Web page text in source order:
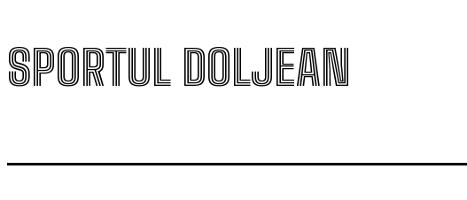
SPORTUL DOLJEAN